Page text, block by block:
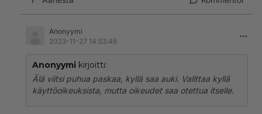
Anonyymi
2023-11-27 14:53:46
Anonyymi kirjoitti:
Älä viitsi puhua paskaa, kyllä saa auki. Valittaa kyllä
käyttöoikeuksista, mutta oikeudet saa otettua itselle.